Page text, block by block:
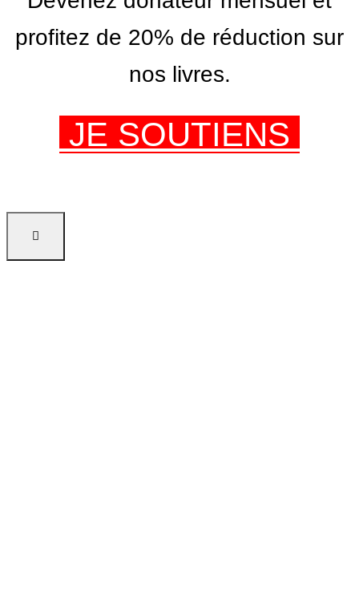
profitez de 20% de réduction sur
nos livres.
JE SOUTIENS